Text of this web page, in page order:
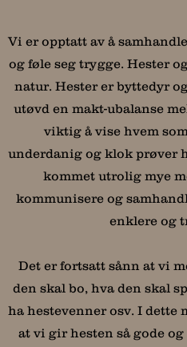
Vi er opptatt av å
og føle seg trygge. Hester
natur. Hester er byttedyr
utøvd en makt-ubalanse
viktig å vise hvem
underdanig og klok prøver
kommet utrolig mye
kommunisere og
enklere og
Det er fortsatt sånn at vi
den skal bo, hva den skal
ha hestevenner osv. I dette
at vi gir hesten så gode